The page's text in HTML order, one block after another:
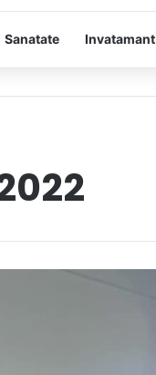
Sanatate Invatamant